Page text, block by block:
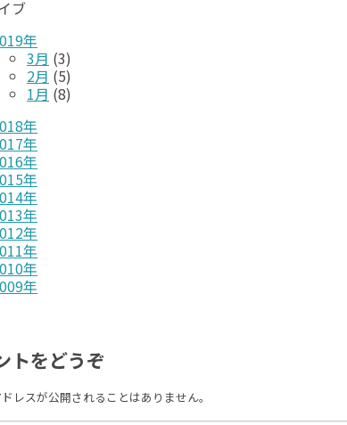
ブ
年
3月 (3)
2月 (5)
1月 (8)
年
年
年
年
年
年
年
年
年
年
トをどうぞ
レスが公開されることはありません。